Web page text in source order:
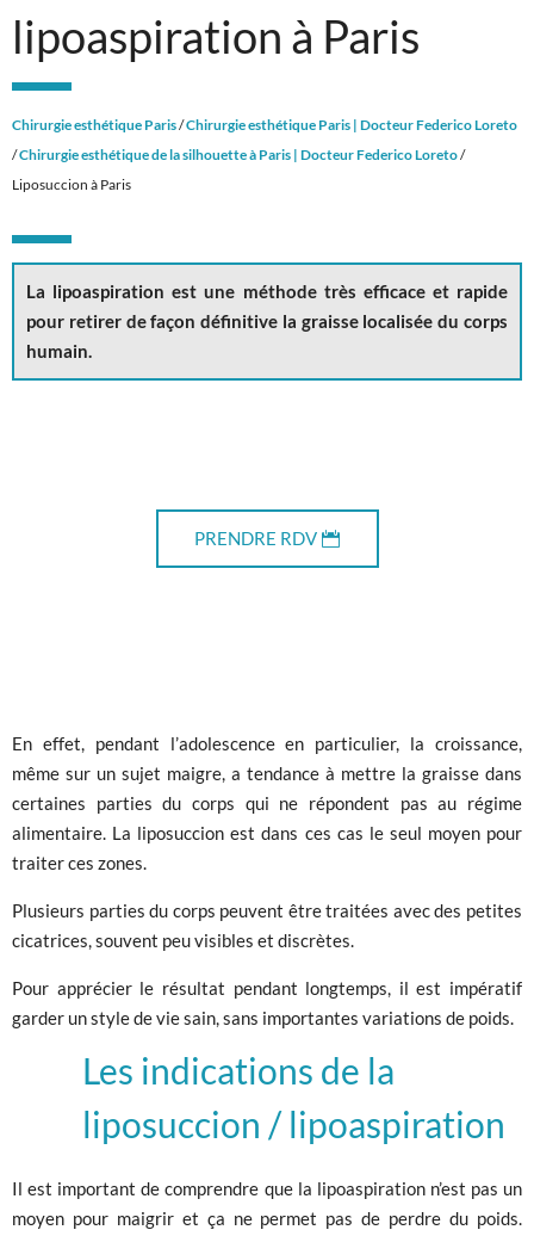
lipoaspiration à Paris
Chirurgie esthétique Paris/Chirurgie esthétique Paris | Docteur Federico Loreto
/Chirurgie esthétique de la silhouette à Paris | Docteur Federico Loreto/
Liposuccion à Paris
La lipoaspiration est une méthode très efficace et rapide
pour retirer de façon définitive la graisse localisée du corps
humain.
PRENDRE RDV
En effet, pendant l’adolescence en particulier, la croissance,
même sur un sujet maigre, a tendance à mettre la graisse dans
certaines parties du corps qui ne répondent pas au régime
alimentaire. La liposuccion est dans ces cas le seul moyen pour
traiter ces zones.
Plusieurs parties du corps peuvent être traitées avec des petites
cicatrices, souvent peu visibles et discrètes.
Pour apprécier le résultat pendant longtemps, il est impératif
garder un style de vie sain, sans importantes variations de poids.
Les indications de la
liposuccion / lipoaspiration
Il est important de comprendre que la lipoaspiration n’est pas un
moyen pour maigrir et ça ne permet pas de perdre du poids.